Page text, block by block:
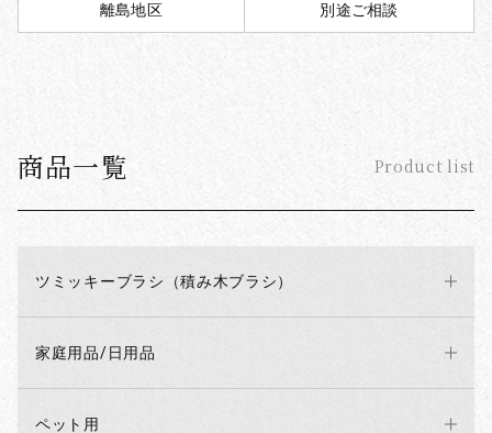
商品一覧 Product list
ツミッキーブラシ（積み木ブラシ）
家庭用品/日用品
ペット用
離島地区 別途ご相談